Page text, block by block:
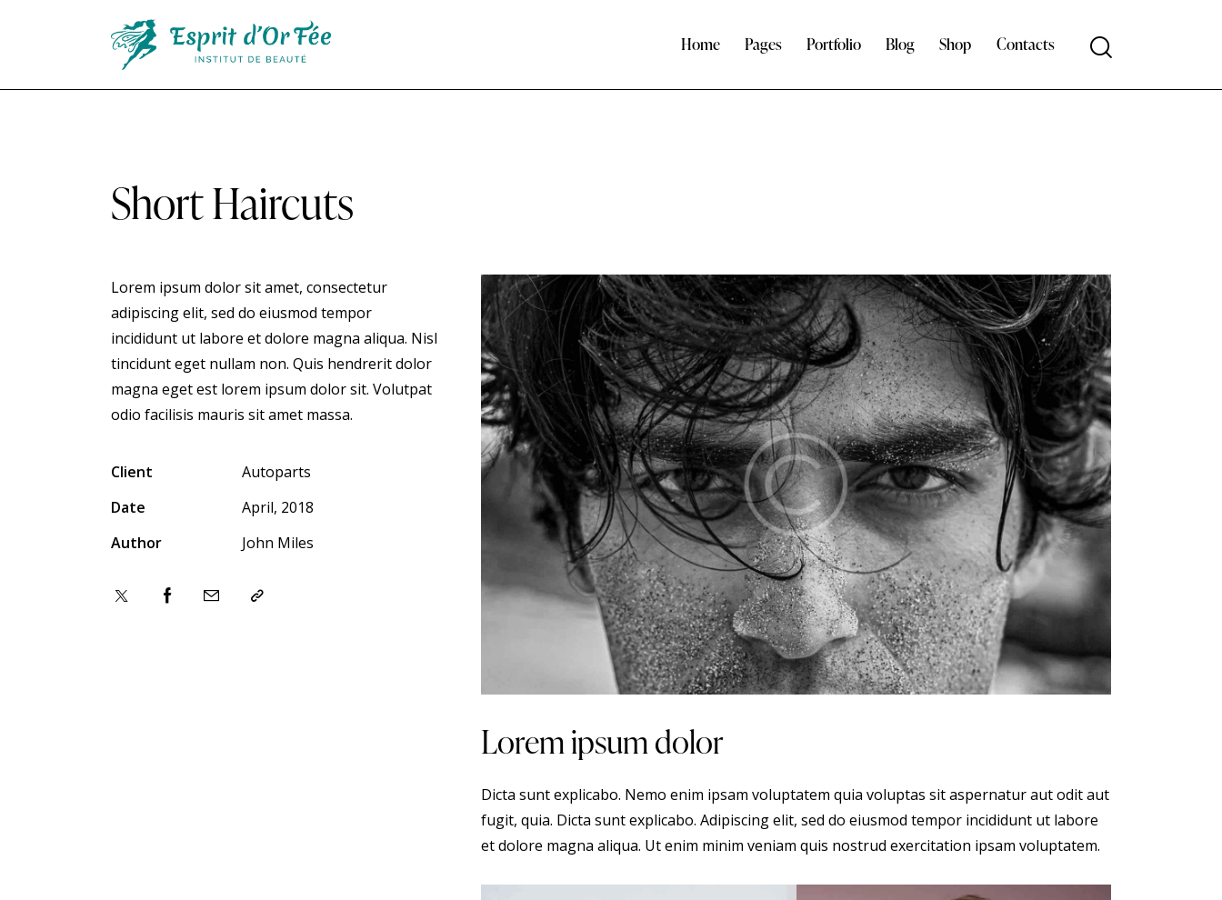
Home Pages Portfolio Blog Shop Contacts
Short Haircuts
Lorem ipsum dolor sit amet, consectetur
adipiscing elit, sed do eiusmod tempor
incididunt ut labore et dolore magna aliqua. Nisl
tincidunt eget nullam non. Quis hendrerit dolor
magna eget est lorem ipsum dolor sit. Volutpat
odio facilisis mauris sit amet massa.
Client
Autoparts
Date
April, 2018
Author
John Miles
Lorem ipsum dolor
Dicta sunt explicabo. Nemo enim ipsam voluptatem quia voluptas sit aspernatur aut odit aut
fugit, quia. Dicta sunt explicabo. Adipiscing elit, sed do eiusmod tempor incididunt ut labore
et dolore magna aliqua. Ut enim minim veniam quis nostrud exercitation ipsam voluptatem.